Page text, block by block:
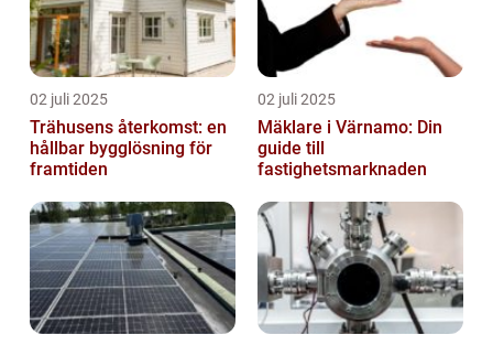
02 juli 2025
Trähusens återkomst: en
hållbar bygglösning för
framtiden
02 juli 2025
Mäklare i Värnamo: Din
guide till
fastighetsmarknaden